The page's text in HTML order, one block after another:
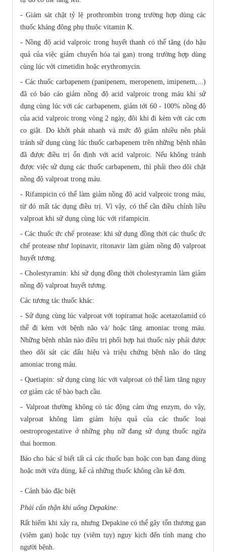
- Giám sát chặt tỷ lệ prothrombin trong trường hợp dùng các
thuốc kháng đông phụ thuộc vitamin K.
- Nồng độ acid valproic trong huyết thanh có thể tăng (do hậu
quả của việc giảm chuyển hóa tại gan) trong trường hợp dùng
cùng lúc với cimetidin hoặc erythromycin.
- Các thuốc carbapenem (panipenem, meropenem, imipenem,...)
đã có báo cáo giảm nồng độ acid valproic trong máu khi sử
dụng cùng lúc với các carbapenem, giảm tới 60 - 100% nồng độ
của acid valproic trong vòng 2 ngày, đôi khi đi kèm với các cơn
co giật. Do khởi phát nhanh và mức độ giảm nhiều nên phải
tránh sử dụng cùng lúc thuốc carbapenem trên những bệnh nhân
đã được điều trị ổn định với acid valproic. Nếu không tránh
được việc sử dụng các thuốc carbapenem, thì phải theo dõi chặt
nồng độ valproat trong máu.
- Rifampicin có thể làm giảm nồng độ acid valproic trong máu,
từ đó mất tác dụng điều trị. Vì vậy, có thể cần điều chỉnh liều
valproat khi sử dụng cùng lúc với rifampicin.
- Các thuốc ức chế protease: khi sử dụng đồng thời các thuốc ức
chế protease như lopinavir, ritonavir làm giảm nồng độ valproat
huyết tương.
- Cholestyramin: khi sử dụng đồng thời cholestyramin làm giảm
nồng độ valproat huyết tương.
Các tương tác thuốc khác:
- Sử dụng cùng lúc valproat với topiramat hoặc acetazolamid có
thể đi kèm với bệnh não và/ hoặc tăng amoniac trong máu.
Những bệnh nhân nào điều trị phối hợp hai thuốc này phải được
theo dõi sát các dấu hiệu và triệu chứng bệnh não do tăng
amoniac trong máu.
- Quetiapin: sử dụng cùng lúc với valproat có thể làm tăng nguy
cơ giảm các tế bào bạch cầu.
- Valproat thường không có tác động cảm ứng enzym, do vậy,
valproat không làm giảm hiệu quả của các thuốc loại
oestroprogestative ở những phụ nữ đang sử dụng thuốc ngừa
thai hormon.
Báo cho bác sĩ biết tất cả các thuốc bạn hoặc con bạn đang dùng
hoặc mới vừa dùng, kể cả những thuốc không cần kê đơn.
- Cảnh báo đặc biệt
Phải cẩn thận khi uống Depakine:
Rất hiếm khi xảy ra, nhưng Depakine có thể gây tổn thương gan
(viêm gan) hoặc tụy (viêm tụy) nguy kịch đến tính mạng cho
người bệnh.